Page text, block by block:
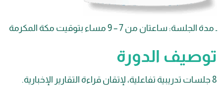
ساعتان من 7 – 9 مساء بتوقيت مكة المكرمة
الدورة
تدريبية تفاعلية، لإتقان قراءة التقارير الإخبارية.